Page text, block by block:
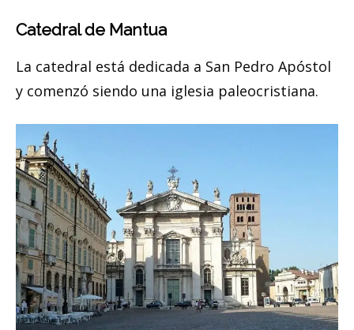
Catedral de Mantua
La catedral está dedicada a San Pedro Apóstol
y comenzó siendo una iglesia paleocristiana.